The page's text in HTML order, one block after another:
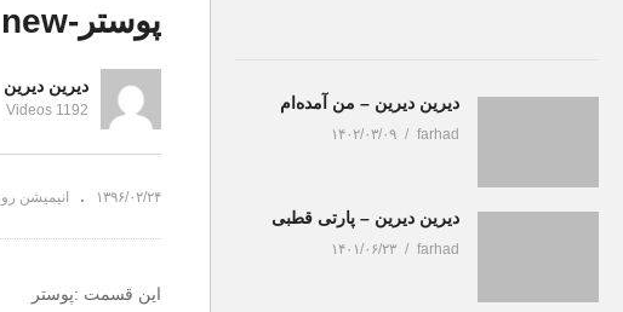
پیش بینی زلزله چپ راست
پوستر-new
دیرین دیرین
1192 Videos
۱۳۹۶/۰۲/۲۴ انیمیشن
این قسمت :پوستر
دیرین دیرین – من آمده‌ام
farhad ۱۴۰۲/۰۳/۰۹
دیرین دیرین – پارتی قطبی
farhad ۱۴۰۱/۰۶/۲۳